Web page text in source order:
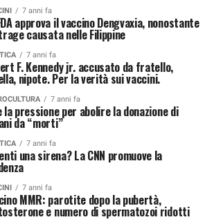
7 anni fa
approva il vaccino Dengvaxia, nonostante
causata nelle Filippine
7 anni fa
F. Kennedy jr. accusato da fratello,
nipote. Per la verità sui vaccini.
7 anni fa
la pressione per abolire la donazione di
da “morti”
7 anni fa
una sirena? La CNN promuove la
7 anni fa
MMR: parotite dopo la pubertà,
e numero di spermatozoi ridotti